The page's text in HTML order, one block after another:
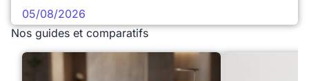
05/08/2026
Nos guides et comparatifs